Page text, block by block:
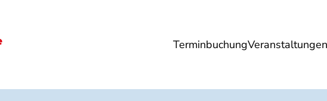
TerminbuchungVeranstaltungen
Gesundheit Energie